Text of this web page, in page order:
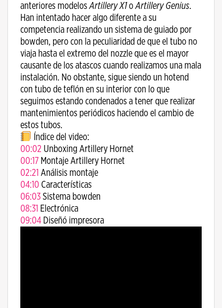
anteriores modelosArtillery X1oArtillery Genius.
Han intentado hacer algo diferente a su
competencia realizando un sistema de guiado por
bowden, pero con la peculiaridad de que el tubo no
viaja hasta el extremo del nozzle que es el mayor
causante de los atascos cuando realizamos una mala
instalación. No obstante, sigue siendo un hotend
con tubo de teflón en su interior con lo que
seguimos estando condenados a tener que realizar
mantenimientos periódicos haciendo el cambio de
estos tubos.
Índice del video:
00:02 ​ Unboxing Artillery Hornet
00:17 ​ Montaje Artillery Hornet
02:21 ​ Análisis montaje
04:10 ​ Características
06:03 ​ Sistema bowden
08:31 ​ Electrónica
09:04 ​ Diseñó impresora